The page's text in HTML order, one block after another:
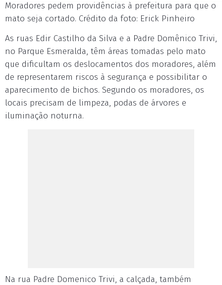
Moradores pedem providências à prefeitura para que o
mato seja cortado. Crédito da foto: Erick Pinheiro
As ruas Edir Castilho da Silva e a Padre Domênico Trivi,
no Parque Esmeralda, têm áreas tomadas pelo mato
que dificultam os deslocamentos dos moradores, além
de representarem riscos à segurança e possibilitar o
aparecimento de bichos. Segundo os moradores, os
locais precisam de limpeza, podas de árvores e
iluminação noturna.
Na rua Padre Domenico Trivi, a calçada, também